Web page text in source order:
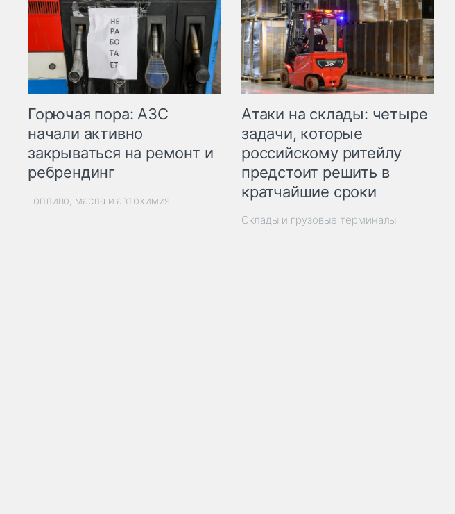
Горючая пора: АЗС
начали активно
закрываться на ремонт и
ребрендинг
Топливо, масла и автохимия
Атаки на склады: четыре
задачи, которые
российскому ритейлу
предстоит решить в
кратчайшие сроки
Склады и грузовые терминалы